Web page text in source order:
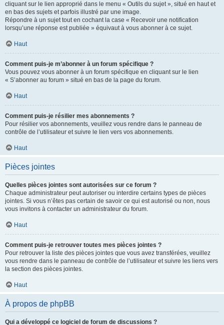
cliquant sur le lien approprié dans le menu « Outils du sujet », situé en haut et
en bas des sujets et parfois illustré par une image.
Répondre à un sujet tout en cochant la case « Recevoir une notification
lorsqu’une réponse est publiée » équivaut à vous abonner à ce sujet.
Haut
Comment puis-je m’abonner à un forum spécifique ?
Vous pouvez vous abonner à un forum spécifique en cliquant sur le lien
« S’abonner au forum » situé en bas de la page du forum.
Haut
Comment puis-je résilier mes abonnements ?
Pour résilier vos abonnements, veuillez vous rendre dans le panneau de
contrôle de l’utilisateur et suivre le lien vers vos abonnements.
Haut
Pièces jointes
Quelles pièces jointes sont autorisées sur ce forum ?
Chaque administrateur peut autoriser ou interdire certains types de pièces
jointes. Si vous n’êtes pas certain de savoir ce qui est autorisé ou non, nous
vous invitons à contacter un administrateur du forum.
Haut
Comment puis-je retrouver toutes mes pièces jointes ?
Pour retrouver la liste des pièces jointes que vous avez transférées, veuillez
vous rendre dans le panneau de contrôle de l’utilisateur et suivre les liens vers
la section des pièces jointes.
Haut
À propos de phpBB
Qui a développé ce logiciel de forum de discussions ?